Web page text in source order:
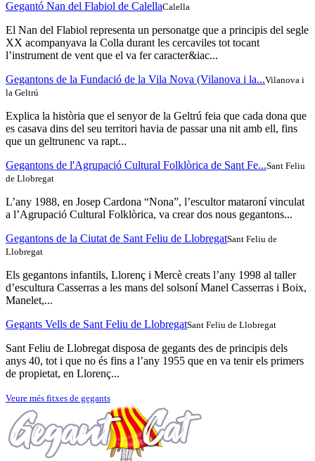
Gegantó Nan del Flabiol de CalellaCalella
El Nan del Flabiol representa un personatge que a principis del segle
XX acompanyava la Colla durant les cercaviles tot tocant
l’instrument de vent que el va fer caracter&iac...
Gegantons de la Fundació de la Vila Nova (Vilanova i la...Vilanova i
la Geltrú
Explica la història que el senyor de la Geltrú feia que cada dona que
es casava dins del seu territori havia de passar una nit amb ell, fins
que un geltrunenc va rapt...
Gegantons de l'Agrupació Cultural Folklòrica de Sant Fe...Sant Feliu
de Llobregat
L’any 1988, en Josep Cardona “Nona”, l’escultor mataroní vinculat
a l’Agrupació Cultural Folklòrica, va crear dos nous gegantons...
Gegantons de la Ciutat de Sant Feliu de LlobregatSant Feliu de
Llobregat
Els gegantons infantils, Llorenç i Mercè creats l’any 1998 al taller
d’escultura Casserras a les mans del solsoní Manel Casserras i Boix,
Manelet,...
Gegants Vells de Sant Feliu de LlobregatSant Feliu de Llobregat
Sant Feliu de Llobregat disposa de gegants des de principis dels
anys 40, tot i que no és fins a l’any 1955 que en va tenir els primers
de propietat, en Llorenç...
Veure més fitxes de gegants